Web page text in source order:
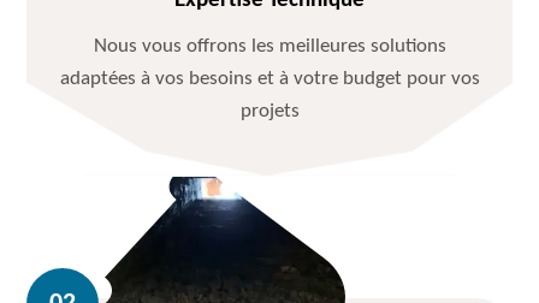
Nous vous offrons les meilleures solutions
adaptées à vos besoins et à votre budget pour vos
projets